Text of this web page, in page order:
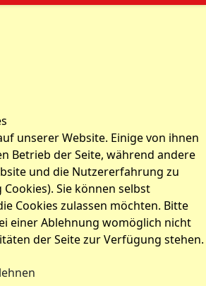
unserer Website. Einige von ihnen
Betrieb der Seite, während andere
und die Nutzererfahrung zu
Sie können selbst
Cookies zulassen möchten. Bitte
einer Ablehnung womöglich nicht
der Seite zur Verfügung stehen.